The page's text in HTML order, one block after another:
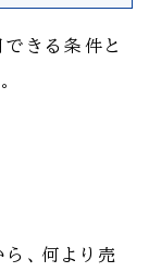
きる条件と
、何より売